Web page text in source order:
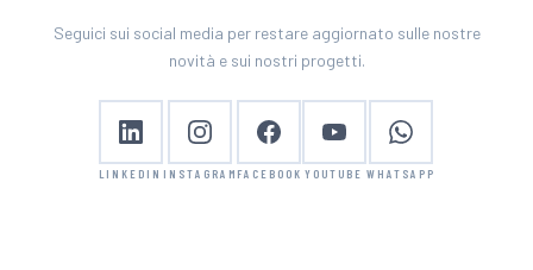
Seguici sui social media per restare aggiornato sulle nostre
novità e sui nostri progetti.
LINKEDIN INSTAGRAM FACEBOOK YOUTUBE WHATSAPP